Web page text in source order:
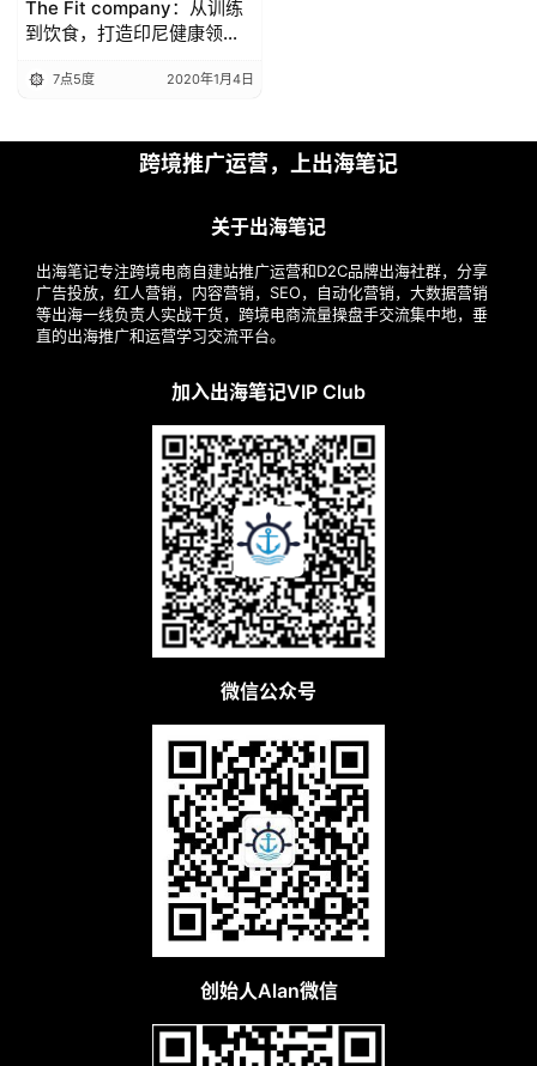
The Fit company：从训练
到饮食，打造印尼健康领域
7点5度 2020年1月4日
跨境推广运营，上出海笔记
关于出海笔记
出海笔记专注跨境电商自建站推广运营和D2C品牌出海社群，分享
广告投放，红人营销，内容营销，SEO，自动化营销，大数据营销
等出海一线负责人实战干货，跨境电商流量操盘手交流集中地，垂
直的出海推广和运营学习交流平台。
加入出海笔记VIP Club
微信公众号
创始人Alan微信